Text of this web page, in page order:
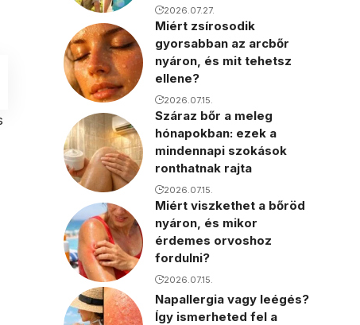
2026.07.27.
Miért zsírosodik
gyorsabban az arcbőr
nyáron, és mit tehetsz
ellene?
2026.07.15.
Száraz bőr a meleg
hónapokban: ezek a
mindennapi szokások
ronthatnak rajta
2026.07.15.
Miért viszkethet a bőröd
nyáron, és mikor
érdemes orvoshoz
fordulni?
2026.07.15.
Napallergia vagy leégés?
Így ismerheted fel a